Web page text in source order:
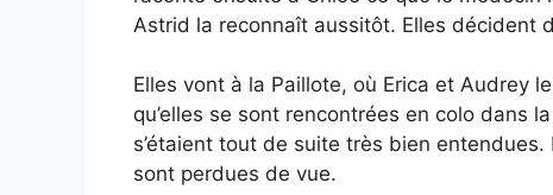
Astrid la reconnaît aussitôt. Elles décident
Elles vont à la Paillote, où Erica et Audrey
qu’elles se sont rencontrées en colo dans
s’étaient tout de suite très bien
sont perdues de vue.